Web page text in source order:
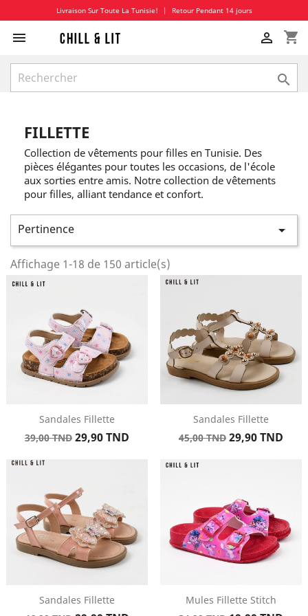
Livraison Sur Toute La Tunisie! | Retour Pendant 14 jours
 shopping_cart


FILLETTE
Collection de vêtements pour filles en Tunisie. Des
pièces élégantes pour toutes les occasions, de l'école
aux sorties entre amis. Notre collection de vêtements
pour filles, alliant tendance et confort.
Pertinence 
Affichage 1-18 de 150 article(s)
Sandales Fillette
Prix
base
39,00 TND Prix
29,90 TND
Sandales Fillette
Prix
base
45,00 TND Prix
29,90 TND
Sandales Fillette Mules Fillette Stitch